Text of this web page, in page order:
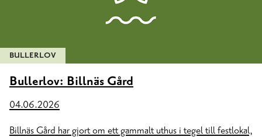
BULLERLOV
Bullerlov: Billnäs Gård
04.06.2026
Billnäs Gård har gjort om ett gammalt uthus i tegel till festlokal,